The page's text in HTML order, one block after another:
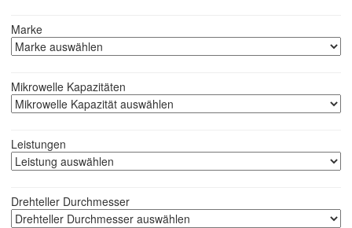
Marke
Mikrowelle Kapazitäten
Leistungen
Drehteller Durchmesser